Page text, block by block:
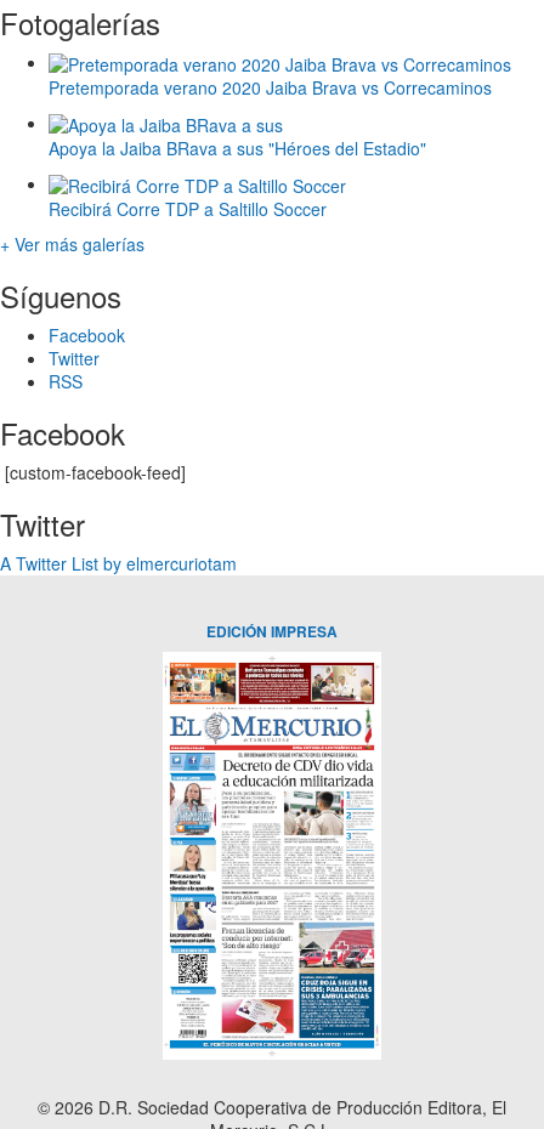
Fotogalerías
Pretemporada verano 2020 Jaiba Brava vs Correcaminos
Apoya la Jaiba BRava a sus "Héroes del Estadio"
Recibirá Corre TDP a Saltillo Soccer
+ Ver más galerías
Síguenos
Facebook
Twitter
RSS
Facebook
[custom-facebook-feed]
Twitter
A Twitter List by elmercuriotam
EDICIÓN IMPRESA
© 2026 D.R. Sociedad Cooperativa de Producción Editora, El